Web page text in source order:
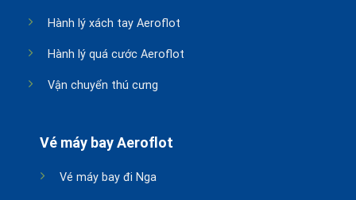
Hành lý xách tay Aeroflot
Hành lý quá cước Aeroflot
Vận chuyển thú cưng
Vé máy bay Aeroflot
Vé máy bay đi Nga